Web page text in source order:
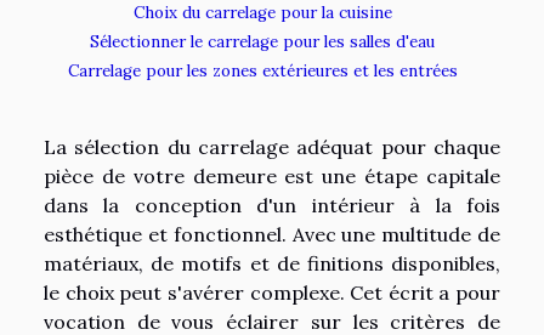
Choix du carrelage pour la cuisine
Sélectionner le carrelage pour les salles d'eau
Carrelage pour les zones extérieures et les entrées
La sélection du carrelage adéquat pour chaque
pièce de votre demeure est une étape capitale
dans la conception d'un intérieur à la fois
esthétique et fonctionnel. Avec une multitude de
matériaux, de motifs et de finitions disponibles,
le choix peut s'avérer complexe. Cet écrit a pour
vocation de vous éclairer sur les critères de